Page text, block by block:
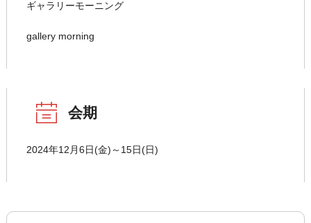
ギャラリーモーニング
gallery morning
会期
2024年12月6日(金)～15日(日)